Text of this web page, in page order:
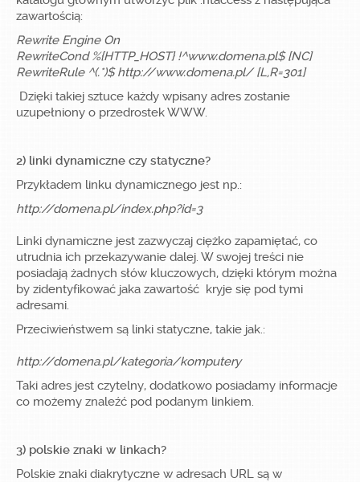
zawartością:
Rewrite Engine On
RewriteCond %{HTTP_HOST} !^www.domena.pl$ [NC]
RewriteRule ^(.*)$ http://www.domena.pl/ [L,R=301]
Dzięki takiej sztuce każdy wpisany adres zostanie
uzupełniony o przedrostek WWW.
2) linki dynamiczne czy statyczne?
Przykładem linku dynamicznego jest np.:
http://domena.pl/index.php?id=3
Linki dynamiczne jest zazwyczaj ciężko zapamiętać, co
utrudnia ich przekazywanie dalej. W swojej treści nie
posiadają żadnych słów kluczowych, dzięki którym można
by zidentyfikować jaka zawartość kryje się pod tymi
adresami.
Przeciwieństwem są linki statyczne, takie jak.:
http://domena.pl/kategoria/komputery
Taki adres jest czytelny, dodatkowo posiadamy informacje
co możemy znaleźć pod podanym linkiem.
3) polskie znaki w linkach?
Polskie znaki diakrytyczne w adresach URL są w